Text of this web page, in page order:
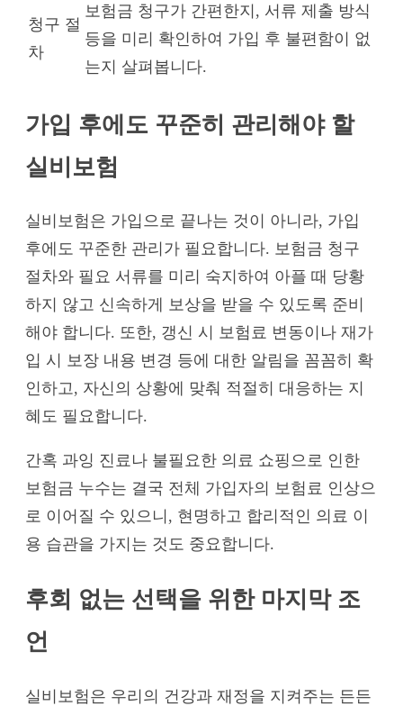
청구 절
차
보험금 청구가 간편한지, 서류 제출 방식
등을 미리 확인하여 가입 후 불편함이 없
는지 살펴봅니다.
가입 후에도 꾸준히 관리해야 할
실비보험
실비보험은 가입으로 끝나는 것이 아니라, 가입
후에도 꾸준한 관리가 필요합니다. 보험금 청구
절차와 필요 서류를 미리 숙지하여 아플 때 당황
하지 않고 신속하게 보상을 받을 수 있도록 준비
해야 합니다. 또한, 갱신 시 보험료 변동이나 재가
입 시 보장 내용 변경 등에 대한 알림을 꼼꼼히 확
인하고, 자신의 상황에 맞춰 적절히 대응하는 지
혜도 필요합니다.
간혹 과잉 진료나 불필요한 의료 쇼핑으로 인한
보험금 누수는 결국 전체 가입자의 보험료 인상으
로 이어질 수 있으니, 현명하고 합리적인 의료 이
용 습관을 가지는 것도 중요합니다.
후회 없는 선택을 위한 마지막 조
언
실비보험은 우리의 건강과 재정을 지켜주는 든든